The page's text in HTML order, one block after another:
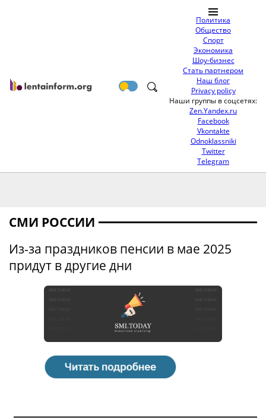
Политика
Общество
Спорт
Экономика
Шоу-бизнес
Стать партнером
Наш блог
Privacy policy
Наши группы в соцсетях:
Zen.Yandex.ru
Facebook
Vkontakte
Odnoklassniki
Twitter
Telegram
СМИ РОССИИ
Из-за праздников пенсии в мае 2025
придут в другие дни